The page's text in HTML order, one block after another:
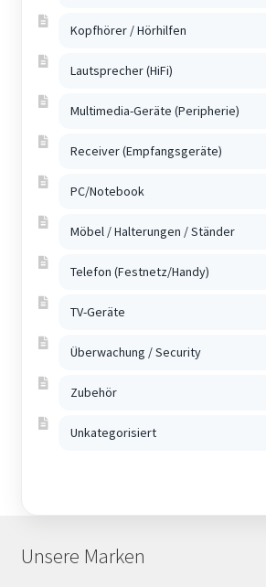
Kopfhörer / Hörhilfen
Lautsprecher (HiFi)
Multimedia-Geräte (Peripherie)
Receiver (Empfangsgeräte)
PC/Notebook
Möbel / Halterungen / Ständer
Telefon (Festnetz/Handy)
TV-Geräte
Überwachung / Security
Zubehör
Unkategorisiert
Unsere Marken